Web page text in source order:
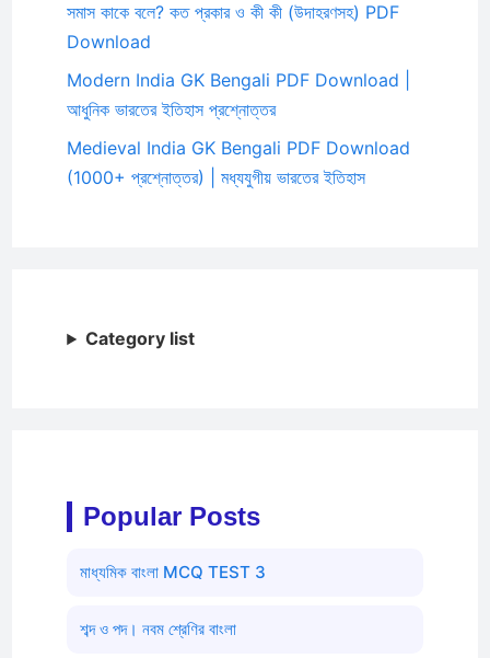
সমাস কাকে বলে? কত প্রকার ও কী কী (উদাহরণসহ) PDF
Download
Modern India GK Bengali PDF Download |
আধুনিক ভারতের ইতিহাস প্রশ্নোত্তর
Medieval India GK Bengali PDF Download
(1000+ প্রশ্নোত্তর) | মধ্যযুগীয় ভারতের ইতিহাস
Category list
Popular Posts
মাধ্যমিক বাংলা MCQ TEST 3
শব্দ ও পদ। নবম শ্রেণির বাংলা